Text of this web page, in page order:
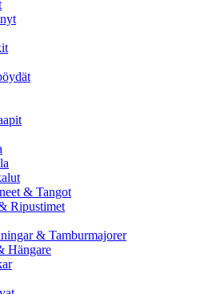
& Tangot
Ripustimet
& Tamburmajorer
Hängare